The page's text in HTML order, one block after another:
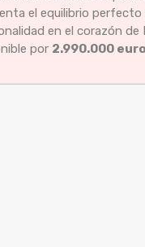
el equilibrio perfecto
en el corazón de
por 2.990.000